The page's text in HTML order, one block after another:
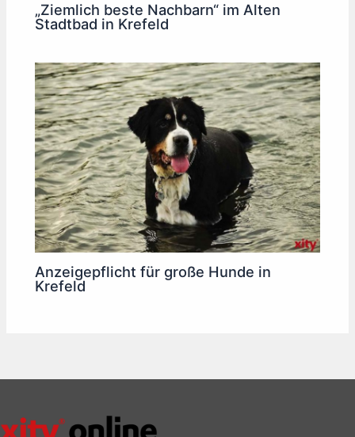
„Ziemlich beste Nachbarn“ im Alten
Stadtbad in Krefeld
Anzeigepflicht für große Hunde in
Krefeld